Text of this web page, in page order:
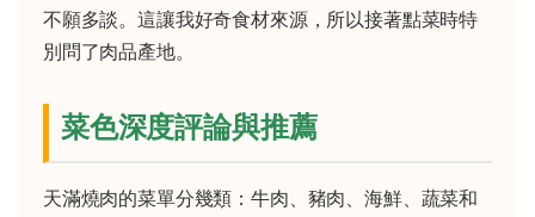
不願多談。這讓我好奇食材來源，所以接著點菜時特
別問了肉品產地。
菜色深度評論與推薦
天滿燒肉的菜單分幾類：牛肉、豬肉、海鮮、蔬菜和